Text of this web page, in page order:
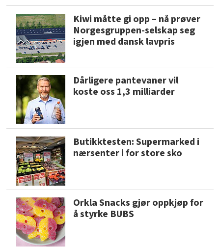
Kiwi måtte gi opp – nå prøver
Norgesgruppen-selskap seg
igjen med dansk lavpris
Dårligere pantevaner vil
koste oss 1,3 milliarder
Butikktesten: Supermarked i
nærsenter i for store sko
Orkla Snacks gjør oppkjøp for
å styrke BUBS